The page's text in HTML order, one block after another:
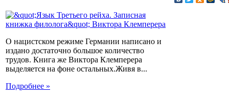
О нацистском режиме Германии написано и
издано достаточно большое количество
трудов. Книга же Виктора Клемперера
выделяется на фоне остальных.Живя в...
Подробнее »